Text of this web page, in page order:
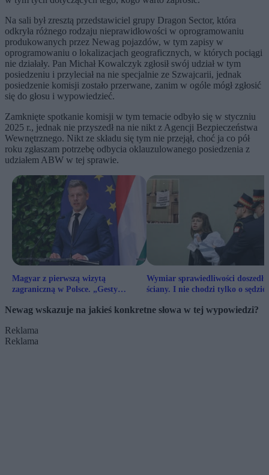
Na sali był zresztą przedstawiciel grupy Dragon Sector, która
odkryła różnego rodzaju nieprawidłowości w oprogramowaniu
produkowanych przez Newag pojazdów, w tym zapisy w
oprogramowaniu o lokalizacjach geograficznych, w których pociągi
nie działały. Pan Michał Kowalczyk zgłosił swój udział w tym
posiedzeniu i przyleciał na nie specjalnie ze Szwajcarii, jednak
posiedzenie komisji zostało przerwane, zanim w ogóle mógł zgłosić
się do głosu i wypowiedzieć.
Zamknięte spotkanie komisji w tym temacie odbyło się w styczniu
2025 r., jednak nie przyszedł na nie nikt z Agencji Bezpieczeństwa
Wewnętrznego. Nikt ze składu się tym nie przejął, choć ja co pół
roku zgłaszam potrzebę odbycia oklauzulowanego posiedzenia z
udziałem ABW w tej sprawie.
Magyar z pierwszą wizytą
zagraniczną w Polsce. „Gesty
Wymiar sprawiedliwości doszedł
ściany. I nie chodzi tylko o
Newag wskazuje na jakieś konkretne słowa w tej wypowiedzi?
Reklama
Reklama